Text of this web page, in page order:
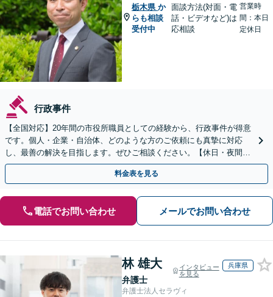
栃木県 か
らも相談
受付中
面談方法(対面・電
話・ビデオなど)は
応相談
営業時
間：本日
定休日
行政事件
【全国対応】20年間の市役所職員としての経験から、行政事件が得意
です。個人・企業・自治体、どのような方のご依頼にも真摯に対応
し、最善の解決を目指します。ぜひご相談ください。【休日・夜間相
談可】【ビデオ面談可】【銀座駅1分】
料金表を見る
電話でお問い合わせ メールでお問い合わせ
林 雄大
弁護士
インタビュー
を見る
兵庫県
弁護士法人セラヴィ